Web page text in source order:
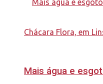
Mais água e